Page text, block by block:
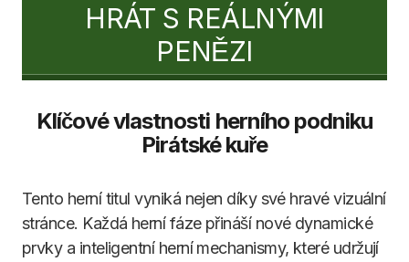
HRÁT S REÁLNÝMI
PENĚZI
Klíčové vlastnosti herního podniku
Pirátské kuře
Tento herní titul vyniká nejen díky své hravé vizuální
stránce. Každá herní fáze přináší nové dynamické
prvky a inteligentní herní mechanismy, které udržují